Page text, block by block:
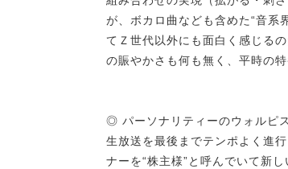
が、ボカロ曲なども含めた“音系
てＺ世代以外にも面白く感じる
の賑やかさも何も無く、平時の
◎ パーソナリティーのウォルピ
生放送を最後までテンポよく進
ナーを“株主様”と呼んでいて新